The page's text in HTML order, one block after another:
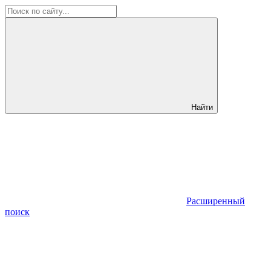
Найти
Расширенный
поиск